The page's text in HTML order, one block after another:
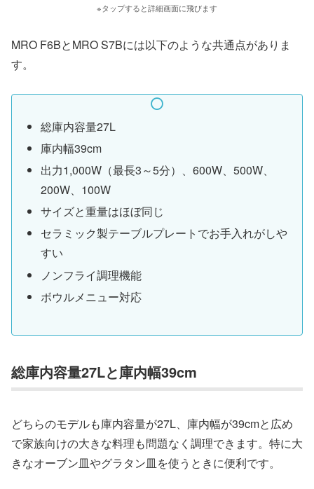
※タップすると詳細画面に飛びます
MRO F6BとMRO S7Bには以下のような共通点がありま
す。
総庫内容量27L
庫内幅39cm
出力1,000W（最長3～5分）、600W、500W、
200W、100W
サイズと重量はほぼ同じ
セラミック製テーブルプレートでお手入れがしや
すい
ノンフライ調理機能
ボウルメニュー対応
総庫内容量27Lと庫内幅39cm
どちらのモデルも庫内容量が27L、庫内幅が39cmと広め
で家族向けの大きな料理も問題なく調理できます。特に大
きなオーブン皿やグラタン皿を使うときに便利です。